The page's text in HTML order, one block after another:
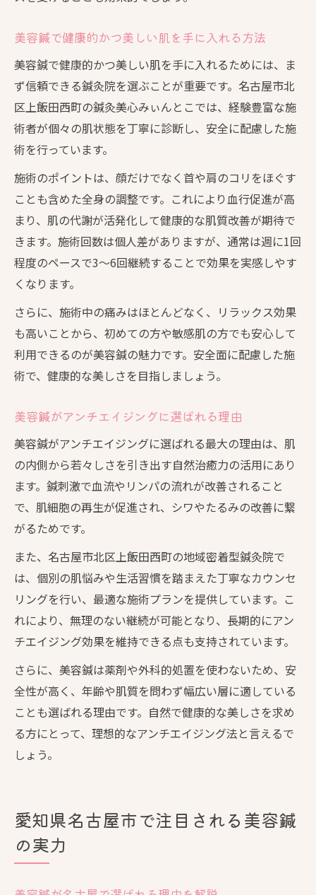
美容鍼で健康的かつ美しい肌を手に入れる方法
美容鍼で健康的かつ美しい肌を手に入れるためには、ま
ず信頼できる鍼灸院を選ぶことが重要です。名古屋市北
区上飯田西町の鍼灸美心みぃんとこでは、経験豊富な施
術者が個々の肌状態を丁寧に診断し、安全に配慮した施
術を行っています。
施術のポイントは、顔だけでなく首や肩のコリをほぐす
ことも含めた全身の調整です。これにより血行促進が高
まり、肌の代謝が活発化して健康的な肌質改善が期待で
きます。施術回数は個人差がありますが、通常は週に1回
程度のペースで3～6回継続することで効果を実感しやす
くなります。
さらに、施術中の痛みはほとんどなく、リラックス効果
も高いことから、初めての方や敏感肌の方でも安心して
利用できるのが美容鍼の魅力です。安全面に配慮した施
術で、健康的な美しさを目指しましょう。
美容鍼がアンチエイジングに選ばれる理由
美容鍼がアンチエイジングに選ばれる最大の理由は、肌
の内側から若々しさを引き出す自然治癒力の活用にあり
ます。鍼刺激で血流やリンパの流れが改善されること
で、肌細胞の再生が促進され、シワやたるみの改善に繋
がるためです。
また、名古屋市北区上飯田西町の地域密着型鍼灸院で
は、個別の肌悩みや生活習慣を踏まえた丁寧なカウンセ
リングを行い、最適な施術プランを提供しています。こ
れにより、無理のない継続が可能となり、長期的にアン
チエイジング効果を維持できる点も支持されています。
さらに、美容鍼は薬剤や外科的処置を使わないため、安
全性が高く、年齢や肌質を問わず幅広い層に適している
ことも選ばれる理由です。自然で健康的な美しさを求め
る方にとって、理想的なアンチエイジング法と言えるで
しょう。
愛知県名古屋市で注目される美容鍼
の実力